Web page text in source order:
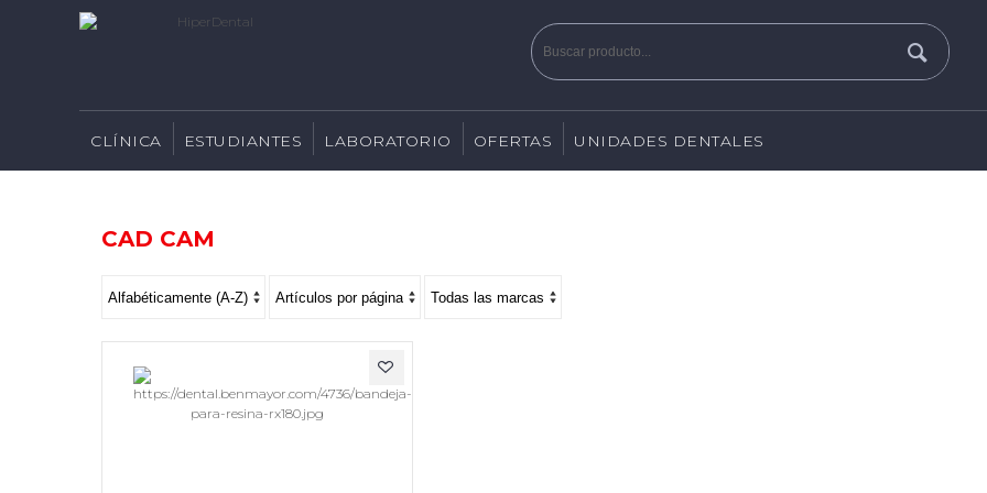
CLÍNICA ESTUDIANTES LABORATORIO OFERTAS UNIDADES DENTALES
CAD CAM